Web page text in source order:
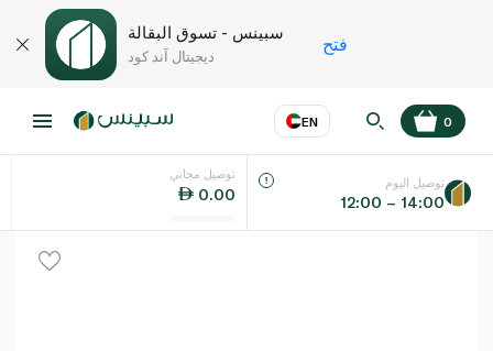
سبينس - تسوق البقالة
ديجيتال آند كود
فتح
EN
اللغة عر
0
توصيل مجاني
0.00
توصيل اليوم
12:00 – 14:00